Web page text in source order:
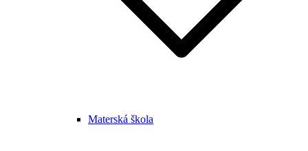
Materská škola